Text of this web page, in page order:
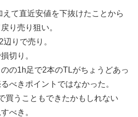
て直近安値を下抜けたことから
り売り狙い。
りで売り。
切り。
の1h足で2本のTLがちょうどあっ
べきポイントではなかった。
買うこともできたかもしれない
べき。